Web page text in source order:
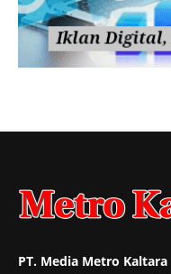
PT. Media Metro Kaltara